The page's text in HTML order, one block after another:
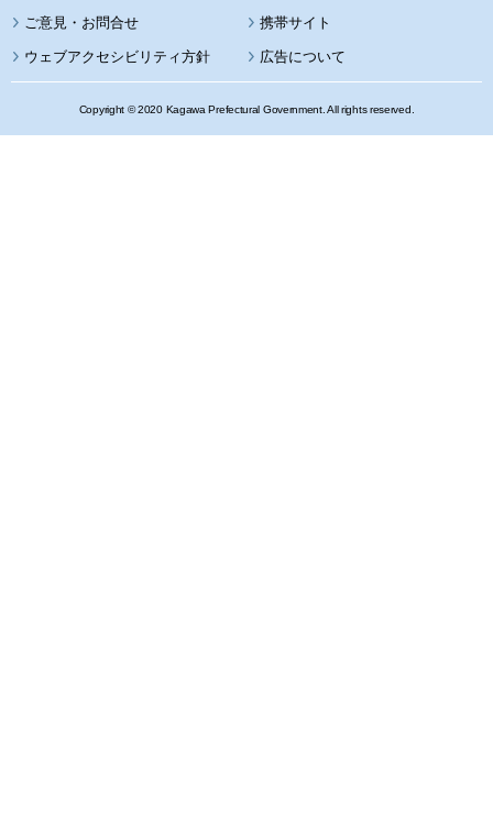
携帯サイト
ウェブアクセシビリティ方針 広告について
Copyright © 2020 Kagawa Prefectural Government. All rights reserved.